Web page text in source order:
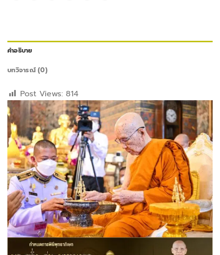
คำอธิบาย
บทวิจารณ์ (0)
Post Views: 814